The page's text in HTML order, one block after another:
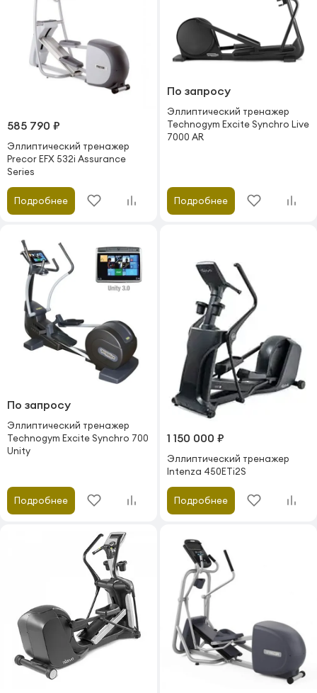
585 790 ₽
Эллиптический тренажер
Precor EFX 532i Assurance
Series
Подробнее
По запросу
Эллиптический тренажер
Technogym Excite Synchro Live
7000 AR
Подробнее
По запросу
Эллиптический тренажер
Technogym Excite Synchro 700
Unity
Подробнее
1 150 000 ₽
Эллиптический тренажер
Intenza 450ETi2S
Подробнее